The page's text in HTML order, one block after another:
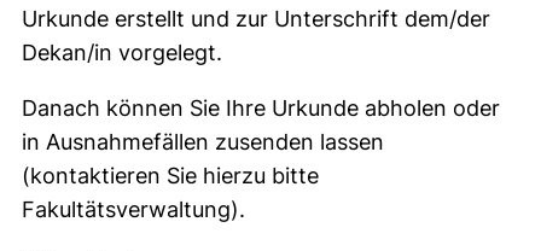
Urkunde erstellt und zur Unterschrift dem/der
Dekan/in vorgelegt.
Danach können Sie Ihre Urkunde abholen oder
in Ausnahmefällen zusenden lassen
(kontaktieren Sie hierzu bitte
Fakultätsverwaltung).